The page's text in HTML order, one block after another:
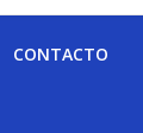
CONTACTO